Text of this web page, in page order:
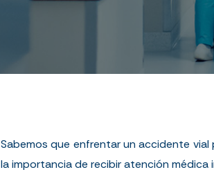
Sabemos que enfrentar un accidente vial
la importancia de recibir atención